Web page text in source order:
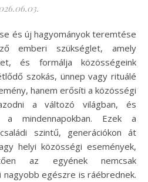
emberi szükséglet, amely
és formálja közösségeink
szokás, ünnep vagy rituálé
hanem erősíti a közösségi
a változó világban, és
a mindennapokban. Ezek a
szintű, generációkon át
helyi közösségi események,
az egyének nemcsak
nagyobb egészre is ráébrednek.